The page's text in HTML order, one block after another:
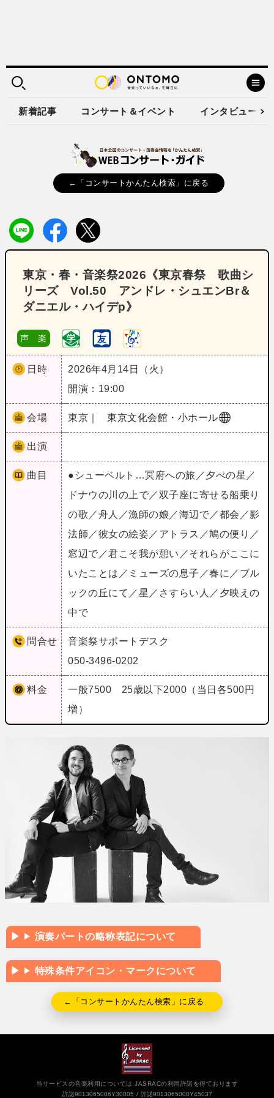
新着記事 コンサート＆イベント インタビュー
←「コンサートかんたん検索」に戻る
東京・春・音楽祭2026《東京春祭 歌曲シ
リーズ Vol.50 アンドレ・シュエンBr＆
ダニエル・ハイデp》
声 楽
日時
2026年4月14日（火）
開演：19:00
会場 東京｜ 東京文化会館・小ホール
出演
曲目
●シューベルト…冥府への旅／夕べの星／
ドナウの川の上で／双子座に寄せる船乗り
の歌／舟人／漁師の娘／海辺で／都会／影
法師／彼女の絵姿／アトラス／鳩の便り／
窓辺で／君こそ我が憩い／それらがここに
いたことは／ミューズの息子／春に／ブル
ックの丘にて／星／さすらい人／夕映えの
中で
問合せ
音楽祭サポートデスク
050-3496-0202
料金
一般7500 25歳以下2000（当日各500円
増）
演奏パートの略称表記について
特殊条件アイコン・マークについて
←「コンサートかんたん検索」に戻る
当サービスの音楽利用については JASRACの利用許諾を得ております
許諾9013065006Y30005
許諾9013065008Y45037